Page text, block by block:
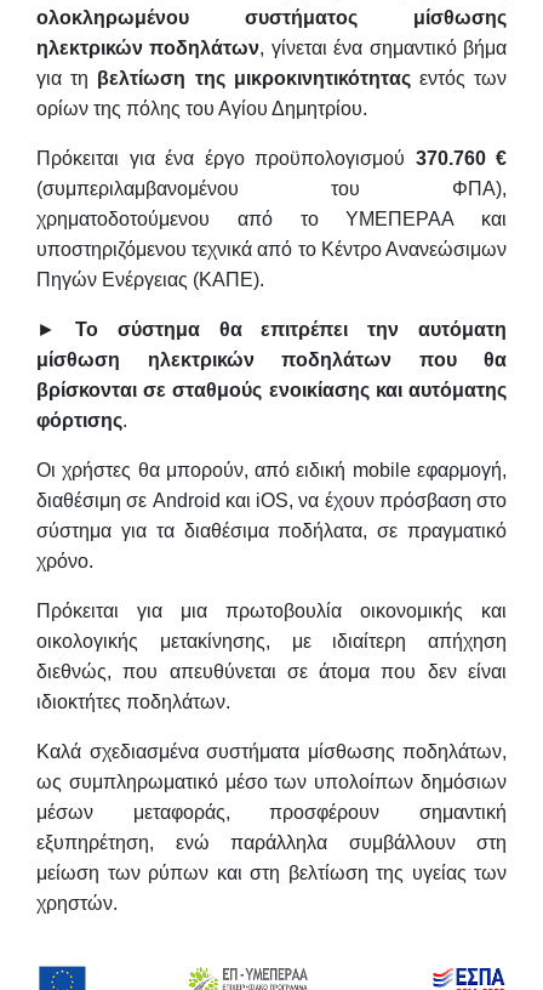
ολοκληρωμένου συστήματος μίσθωσης
ηλεκτρικών ποδηλάτων, γίνεται ένα σημαντικό βήμα
για τη βελτίωση της μικροκινητικότηταςεντός των
ορίων της πόλης του Αγίου Δημητρίου.
Πρόκειται για ένα έργο προϋπολογισμού 370.760 €
(συμπεριλαμβανομένου του ΦΠΑ),
χρηματοδοτούμενου από το ΥΜΕΠΕΡΑΑ και
υποστηριζόμενου τεχνικά από το Κέντρο Ανανεώσιμων
Πηγών Ενέργειας (ΚΑΠΕ).
►
Το σύστημα θα επιτρέπει την αυτόματη
μίσθωση ηλεκτρικών ποδηλάτων που θα
βρίσκονται σε σταθμούς ενοικίασης και αυτόματης
φόρτισης.
Οι χρήστες θα μπορούν, από ειδική mobile εφαρμογή,
διαθέσιμη σε Android και iOS, να έχουν πρόσβαση στο
σύστημα για τα διαθέσιμα ποδήλατα, σε πραγματικό
χρόνο.
Πρόκειται για μια πρωτοβουλία οικονομικής και
οικολογικής μετακίνησης, με ιδιαίτερη απήχηση
διεθνώς, που απευθύνεται σε άτομα που δεν είναι
ιδιοκτήτες ποδηλάτων.
Καλά σχεδιασμένα συστήματα μίσθωσης ποδηλάτων,
ως συμπληρωματικό μέσο των υπολοίπων δημόσιων
μέσων μεταφοράς, προσφέρουν σημαντική
εξυπηρέτηση, ενώ παράλληλα συμβάλλουν στη
μείωση των ρύπων και στη βελτίωση της υγείας των
χρηστών.